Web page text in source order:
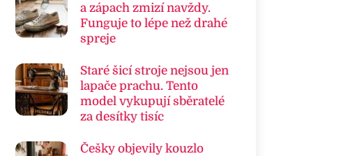
a zápach zmizí navždy.
Funguje to lépe než drahé
spreje
Staré šicí stroje nejsou jen
lapače prachu. Tento
model vykupují sběratelé
za desítky tisíc
Češky objevily kouzlo